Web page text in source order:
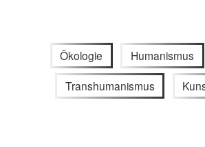
Ökologie Humanismus
Transhumanismus